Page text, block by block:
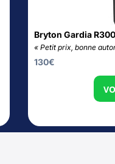
Bryton Gardia
« Petit prix, bonne
130€